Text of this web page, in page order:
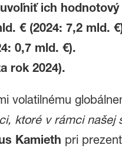
ich
€ (2024: 7,2 mld.
0,7 mld. €).
rok 2024).
volatilnému
ktoré v rámci našej
Kamieth pri